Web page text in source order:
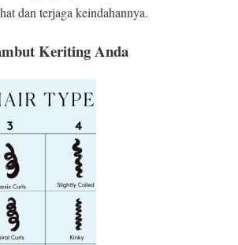
dan terjaga keindahannya.
Keriting Anda